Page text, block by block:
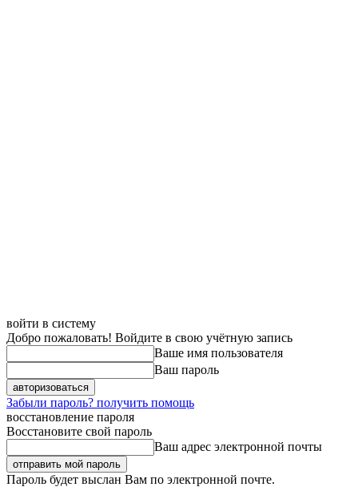
войти в систему
Добро пожаловать! Войдите в свою учётную запись
Ваше имя пользователя
Ваш пароль
Забыли пароль? получить помощь
восстановление пароля
Восстановите свой пароль
Ваш адрес электронной почты
Пароль будет выслан Вам по электронной почте.